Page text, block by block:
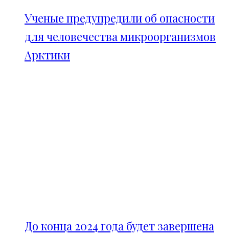
Ученые предупредили об опасности
для человечества микроорганизмов
Арктики
До конца 2024 года будет завершена